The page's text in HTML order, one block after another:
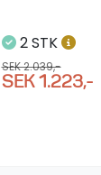
2 STK
SEK 2.039,-
SEK 1.223,-